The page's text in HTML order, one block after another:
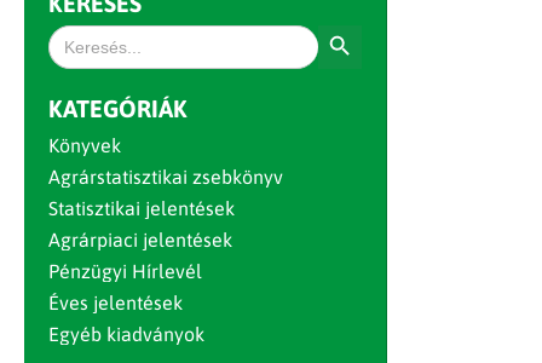
Search
for:
KATEGÓRIÁK
Könyvek
Agrárstatisztikai zsebkönyv
Statisztikai jelentések
Agrárpiaci jelentések
Pénzügyi Hírlevél
Éves jelentések
Egyéb kiadványok